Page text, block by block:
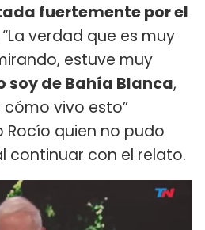
fuertemente por el
“La verdad que es muy
estuve muy
soy de Bahía Blanca,
vivo esto”
quien no pudo
continuar con el relato.